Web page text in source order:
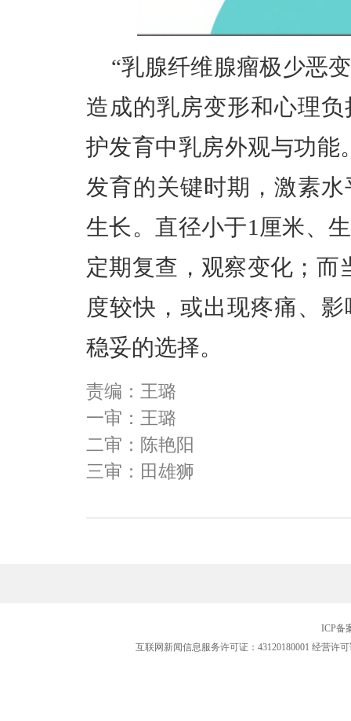
“乳腺纤维腺瘤极少恶
造成的乳房变形和心理
护发育中乳房外观与功能
发育的关键时期，激素
生长。直径小于1厘米、
定期复查，观察变化；而
度较快，或出现疼痛、
稳妥的选择。
责编：王璐
一审：王璐
二审：陈艳阳
三审：田雄狮
ICP备
互联网新闻信息服务许可证：43120180001 经营许可